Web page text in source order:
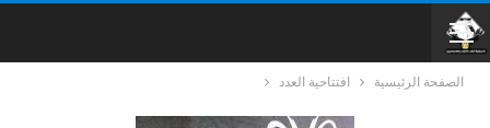
الصفحة الرئيسية افتتاحية العدد